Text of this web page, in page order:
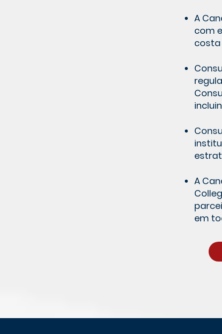
A
com
costa
A
em